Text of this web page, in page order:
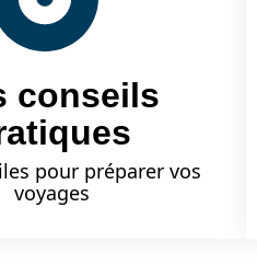
conseils
pour préparer vos
voyages